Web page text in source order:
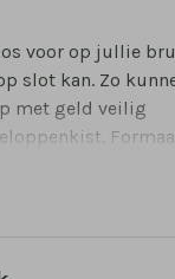
voor op jullie
slot kan. Zo
met geld veilig